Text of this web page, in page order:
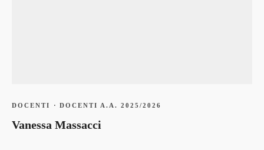
DOCENTI · DOCENTI A.A. 2025/2026
Vanessa Massacci